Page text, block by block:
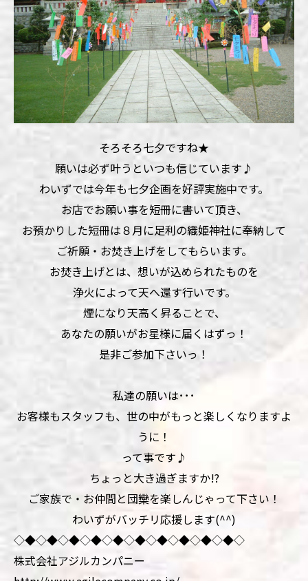
そろそろ七夕ですね★
願いは必ず叶うといつも信じています♪
わいずでは今年も七夕企画を好評実施中です。
お店でお願い事を短冊に書いて頂き、
お預かりした短冊は８月に足利の織姫神社に奉納して
ご祈願・お焚き上げをしてもらいます。
お焚き上げとは、想いが込められたものを
浄火によって天へ還す行いです。
煙になり天高く昇ることで、
あなたの願いがお星様に届くはずっ！
是非ご参加下さいっ！
私達の願いは･･･
お客様もスタッフも、世の中がもっと楽しくなりますよ
うに！
って事です♪
ちょっと大き過ぎますか!?
ご家族で・お仲間と団欒を楽しんじゃって下さい！
わいずがバッチリ応援します(^^)
◇◆◇◆◇◆◇◆◇◆◇◆◇◆◇◆◇◆◇◆◇
株式会社アジルカンパニー